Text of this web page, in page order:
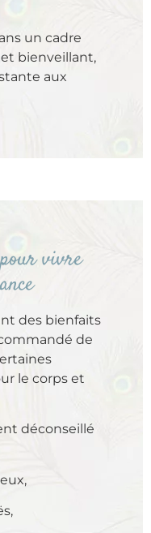
un cadre
bienveillant,
aux
vivre
des bienfaits
de
le corps et
déconseillé